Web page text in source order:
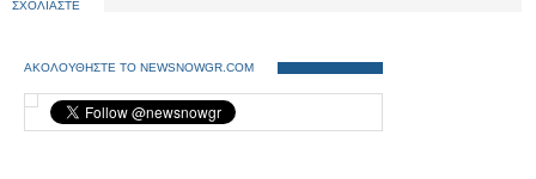
ΣΧΟΛΙΑΣΤΕ
ΑΚΟΛΟΥΘΗΣΤΕ ΤΟ NEWSNOWGR.COM